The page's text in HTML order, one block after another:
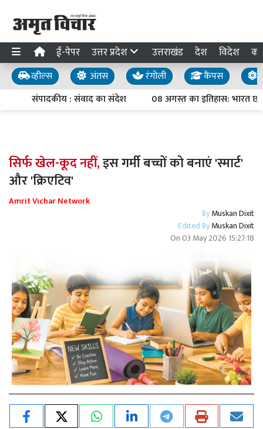
ई-पेपर उत्तर प्रदेश उत्तराखंड देश विदेश
व्हील्स अंतस रंगोली कैंपस
संपादकीय : संवाद का संदेश
08 अगस्त का इतिहास: भारत
सिर्फ खेल-कूद नहीं,इस गर्मी बच्चों को बनाएं 'स्मार्ट'
और 'क्रिएटिव'
Amrit Vichar Network
ByMuskan Dixit
Edited ByMuskan Dixit
On03 May 2026 15:27:18